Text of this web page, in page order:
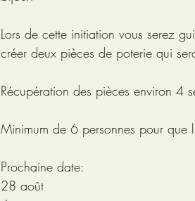
Lors de cette initiation vous serez
créer deux pièces de poterie qui
Récupération des pièces environ 4
Minimum de 6 personnes pour que
Prochaine date:
28 août